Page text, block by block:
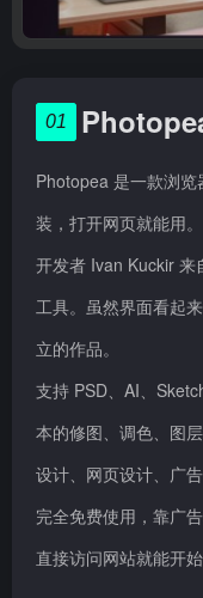
01
Photopea 是一款浏
装，打开网页就能用。
开发者 Ivan Kuckir 来
工具。虽然界面看起
立的作品。
支持 PSD、AI、
本的修图、调色、图
设计、网页设计、广
完全免费使用，靠广
直接访问网站就能开始